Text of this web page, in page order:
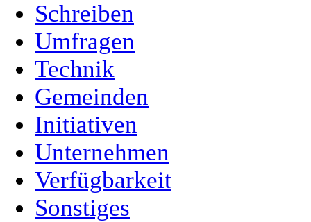
Schreiben
Umfragen
Technik
Gemeinden
Initiativen
Unternehmen
Verfügbarkeit
Sonstiges